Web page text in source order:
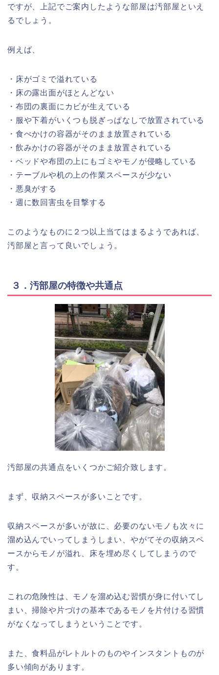
ですが、上記でご案内したような部屋は汚部屋といえ
るでしょう。
例えば、
・床がゴミで溢れている
・床の露出面がほとんどない
・布団の裏面にカビが生えている
・服や下着がいくつも脱ぎっぱなしで放置されている
・食べかけの容器がそのまま放置されている
・飲みかけの容器がそのまま放置されている
・ベッドや布団の上にもゴミやモノが侵略している
・テーブルや机の上の作業スペースが少ない
・悪臭がする
・週に数回害虫を目撃する
このようなものに２つ以上当てはまるようであれば、
汚部屋と言って良いでしょう。
３．汚部屋の特徴や共通点
汚部屋の共通点をいくつかご紹介致します。
まず、収納スペースが多いことです。
収納スペースが多いが故に、必要のないモノも次々に
溜め込んでいってしまうしまい、やがてその収納スペ
ースからモノが溢れ、床を埋め尽くしてしまうので
す。
これの危険性は、モノを溜め込む習慣が身に付いてし
まい、掃除や片づけの基本であるモノを片付ける習慣
がなくなってしまうということです。
また、食料品がレトルトのものやインスタントものが
多い傾向があります。